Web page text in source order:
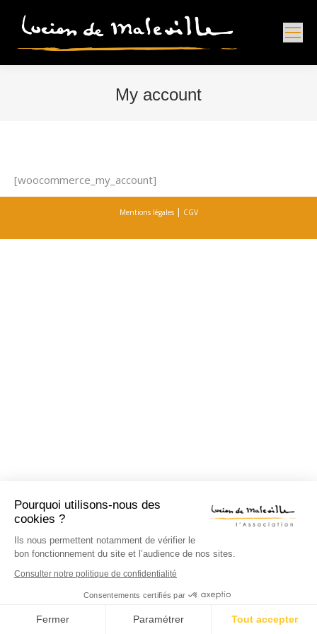
My account
[woocommerce_my_account]
Mentions légales| CGV
Pourquoi utilisons-nous des
cookies ?
Ils nous permettent notamment de vérifier le
bon fonctionnement du site et l’audience de nos sites.
Consulter notre politique de confidentialité
Consentements certifiés par
Fermer Paramétrer Tout accepter